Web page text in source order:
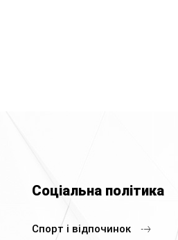
Соціальна політика
Спорт і відпочинок